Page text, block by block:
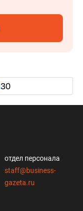
30
отдел персонала
staff@business-
gazeta.ru